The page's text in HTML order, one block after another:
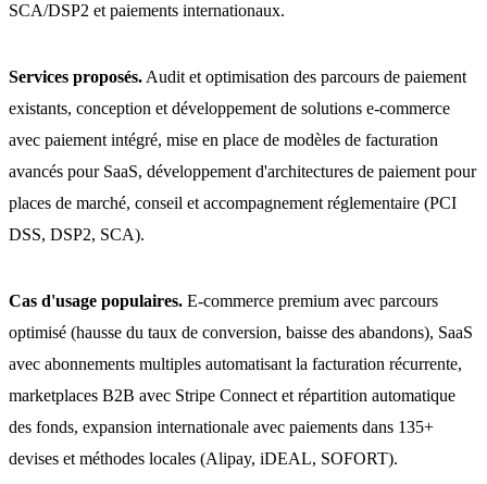
SCA/DSP2 et paiements internationaux.
Services proposés. Audit et optimisation des parcours de paiement
existants, conception et développement de solutions e-commerce
avec paiement intégré, mise en place de modèles de facturation
avancés pour SaaS, développement d'architectures de paiement pour
places de marché, conseil et accompagnement réglementaire (PCI
DSS, DSP2, SCA).
Cas d'usage populaires. E-commerce premium avec parcours
optimisé (hausse du taux de conversion, baisse des abandons), SaaS
avec abonnements multiples automatisant la facturation récurrente,
marketplaces B2B avec Stripe Connect et répartition automatique
des fonds, expansion internationale avec paiements dans 135+
devises et méthodes locales (Alipay, iDEAL, SOFORT).